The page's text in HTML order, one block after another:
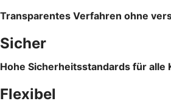
Transparentes Verfahren ohne
Sicher
Hohe Sicherheitsstandards für alle
Flexibel